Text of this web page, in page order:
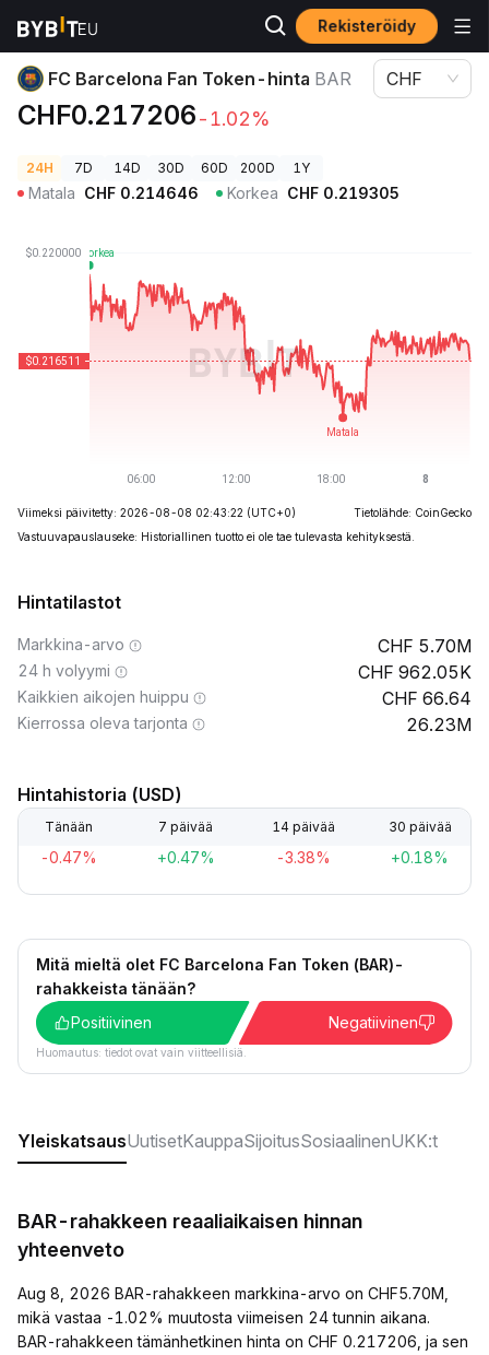
Rekisteröidy
Kryptohinnat FC Barcelona Fan Token-hinta BAR
FC Barcelona Fan Token-hinta BAR
CHF0.217206-1.02%
CHF
24H 7D 14D 30D 60D 200D 1Y
Matala CHF 0.214646 Korkea CHF 0.219305
Viimeksi päivitetty: 2026-08-08 02:43:22 (UTC+0)
Tietolähde: CoinGecko
Vastuuvapauslauseke: Historiallinen tuotto ei ole tae tulevasta kehityksestä.
Hintatilastot
Markkina-arvo 5.70M
24 h volyymi 962.05K
Kaikkien aikojen huippu 66.64
Kierrossa oleva tarjonta 26.23M
Hintahistoria (USD)
Tänään 7 päivää 14 päivää 30 päivää
-0.47% +0.47% -3.38% +0.18%
Mitä mieltä olet FC Barcelona Fan Token (BAR)-
rahakkeista tänään?
Positiivinen
Negatiivinen
Huomautus: tiedot ovat vain viitteellisiä.
YleiskatsausUutisetKauppaSijoitusSosiaalinenUKK:t
BAR-rahakkeen reaaliaikaisen hinnan
yhteenveto
Aug 8, 2026 BAR-rahakkeen markkina-arvo on CHF5.70M,
mikä vastaa -1.02% muutosta viimeisen 24 tunnin aikana.
BAR-rahakkeen tämänhetkinen hinta on CHF 0.217206, ja sen